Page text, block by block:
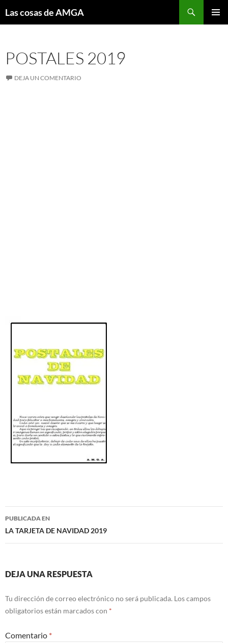
Las cosas de AMGA
POSTALES 2019
DEJA UN COMENTARIO
Navegación
de
PUBLICADA EN
LA TARJETA DE NAVIDAD 2019
DEJA UNA RESPUESTA
Tu dirección de correo electrónico no será publicada. Los campos
obligatorios están marcados con *
Comentario *